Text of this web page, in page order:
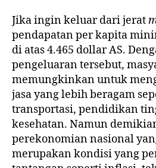
Jika ingin keluar dari jerat
pendapatan per kapita
di atas 4.465 dollar AS.
pengeluaran tersebut,
memungkinkan untuk
jasa yang lebih beragam
transportasi, pendidikan
kesehatan. Namun
perekonomian nasional
merupakan kondisi yang